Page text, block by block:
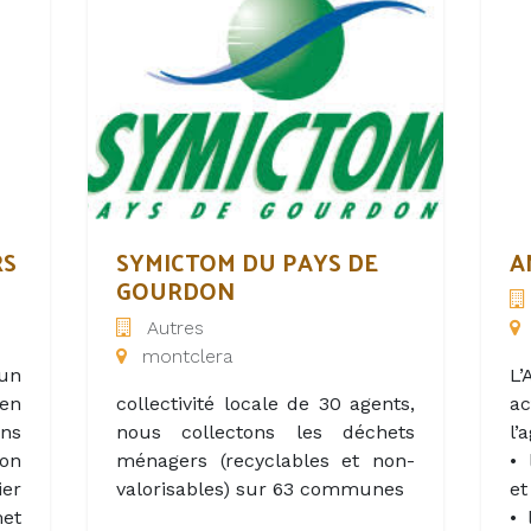
SYMICTOM DU PAYS DE
GOURDON
Autres
montclera
collectivité locale de 30 agents,
nous collectons les déchets
ménagers (recyclables et non-
valorisables) sur 63 communes
•
et
•